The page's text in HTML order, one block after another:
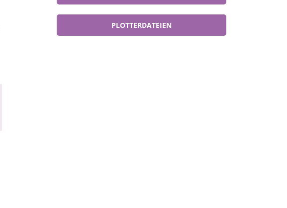
PLOTTERDATEIEN